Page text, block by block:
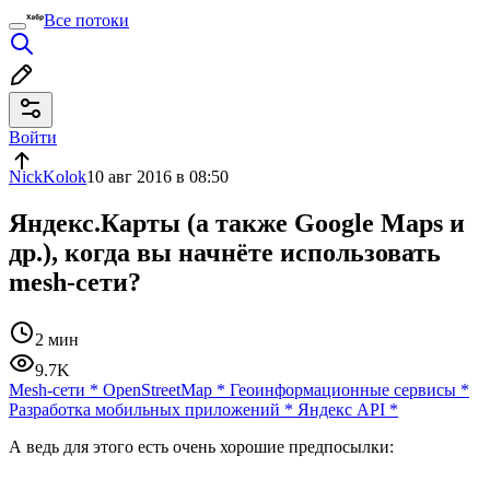
Все потоки
Войти
NickKolok10 авг 2016 в 08:50
Яндекс.Карты (а также Google Maps и
др.), когда вы начнёте использовать
mesh-сети?
2 мин
9.7K
Mesh-сети * OpenStreetMap * Геоинформационные сервисы *
Разработка мобильных приложений * Яндекс API *
А ведь для этого есть очень хорошие предпосылки: